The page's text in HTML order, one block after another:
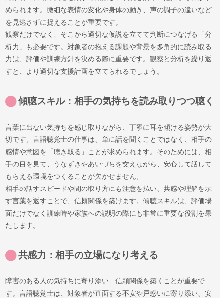
められます。微細な表情の変化や身体の動き、声の調子の違いなど
を見逃さずに捉えることが重要です。
観察だけでなく、そこから適切な仮説を立てて判断につなげる「分
析力」も必要です。対象者の抱える課題や背景を多角的に読み取る
力は、評価や訓練方針を決める際に重要です。観察と分析を繰り返
すと、より適切な支援計画を立てられるでしょう。
傾聴スキル：相手の気持ちを読み取りつつ聴く
言葉に出ない気持ちを感じ取りながら、丁寧に耳を傾ける姿勢が大
切です。言語聴覚士の仕事は、単に話を聞くことではなく、相手の
感情や意図を「聴き取る」ことが求められます。そのためには、相
手の目を見て、うなずきやあいづちを交えながら、安心して話して
もらえる環境をつくることが欠かせません。
相手の話すスピードや間の取り方にも注意を払い、共感や理解を示
す言葉を返すことで、信頼関係を築けます。傾聴スキルは、評価場
面だけでなく訓練時や家族への説明の際にも非常に重要な役割を果
たします。
共感力：相手の立場になり考える
障害のある人の気持ちに寄り添い、信頼関係を築くことが重要で
す。言語聴覚士は、対象者が直面する不安や戸惑いに寄り添い、安